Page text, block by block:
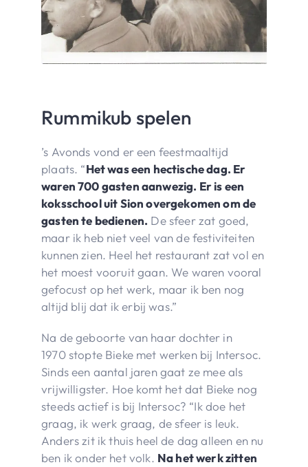
Rummikub spelen
’s Avonds vond er een feestmaaltijd
plaats. “Het was een hectische dag. Er
waren 700 gasten aanwezig. Er is een
koksschool uit Sion overgekomen om de
gasten te bedienen. De sfeer zat goed,
maar ik heb niet veel van de festiviteiten
kunnen zien. Heel het restaurant zat vol en
het moest vooruit gaan. We waren vooral
gefocust op het werk, maar ik ben nog
altijd blij dat ik erbij was.”
Na de geboorte van haar dochter in
1970 stopte Bieke met werken bij Intersoc.
Sinds een aantal jaren gaat ze mee als
vrijwilligster. Hoe komt het dat Bieke nog
steeds actief is bij Intersoc? “Ik doe het
graag, ik werk graag, de sfeer is leuk.
Anders zit ik thuis heel de dag alleen en nu
ben ik onder het volk. Na het werk zitten